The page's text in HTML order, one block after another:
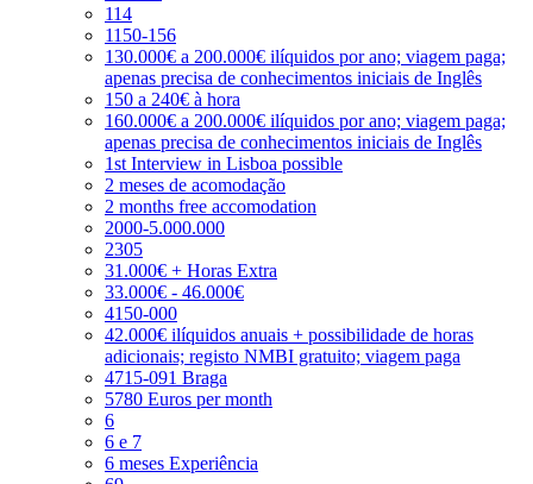
114
1150-156
130.000€ a 200.000€ ilíquidos por ano; viagem paga;
apenas precisa de conhecimentos iniciais de Inglês
150 a 240€ à hora
160.000€ a 200.000€ ilíquidos por ano; viagem paga;
apenas precisa de conhecimentos iniciais de Inglês
1st Interview in Lisboa possible
2 meses de acomodação
2 months free accomodation
2000-5.000.000
2305
31.000€ + Horas Extra
33.000€ - 46.000€
4150-000
42.000€ ilíquidos anuais + possibilidade de horas
adicionais; registo NMBI gratuito; viagem paga
4715-091 Braga
5780 Euros per month
6
6 e 7
6 meses Experiência